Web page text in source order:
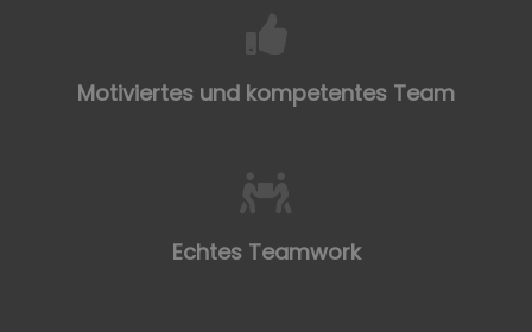
Motiviertes und kompetentes Team
Echtes Teamwork